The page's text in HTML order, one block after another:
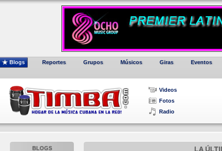
Blogs Reportes Grupos Músicos Giras Eventos
Videos
Fotos
Radio
BLOGS LA